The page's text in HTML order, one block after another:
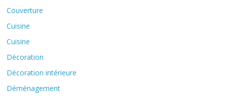
Couverture
Cuisine
Cuisine
Décoration
Décoration intérieure
Déménagement